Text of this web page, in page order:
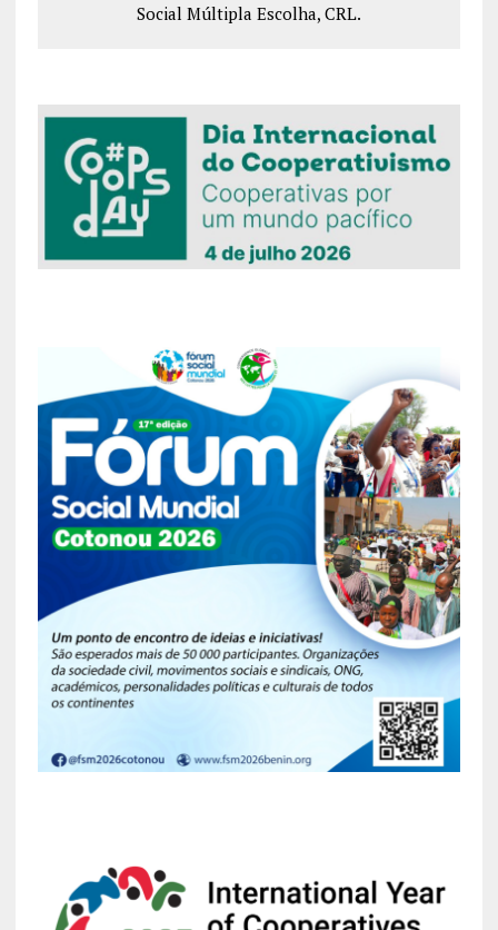
Social Múltipla Escolha, CRL.